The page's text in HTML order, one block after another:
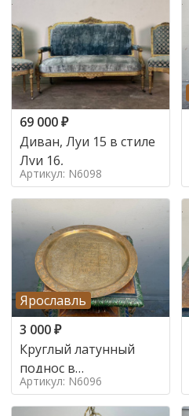
69 000₽
Диван, Луи 15 в стиле
Луи 16,
Артикул: N6098
Ярославль
3 000₽
Круглый латунный
поднос в
марокканском стиле в
стиле
Артикул: N6096